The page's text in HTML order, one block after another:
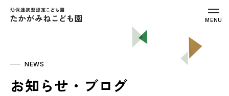
幼保連携型認定こども園 たかがみねこ
MENU
NEWS
お知らせ・ブログ